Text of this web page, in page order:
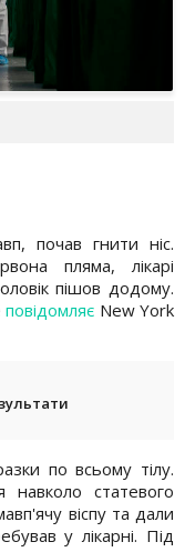
почав гнити ніс.
пляма, лікарі
пішов додому.
повідомляє New York
по всьому тілу.
статевого
віспу та дали
у лікарні. Під